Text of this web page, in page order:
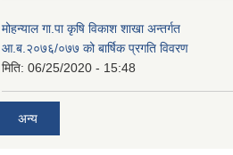
मोहन्याल गा.पा कृषि विकाश शाखा अन्तर्गत
आ.ब.२०७६/०७७ को बार्षिक प्रगति विवरण
मिति: 06/25/2020 - 15:48
अन्य